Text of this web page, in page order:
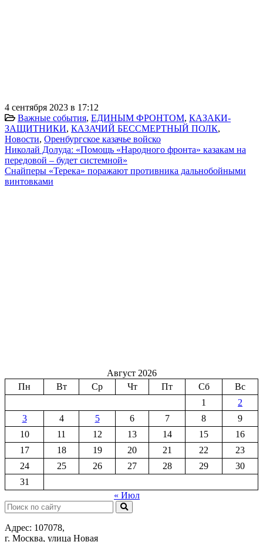
4 сентября 2023 в 17:12
Важные события, ЕДИНЫМ ФРОНТОМ, КАЗАКИ-
ЗАЩИТНИКИ, КАЗАЧИЙ БЕССМЕРТНЫЙ ПОЛК,
Новости, Оренбургское казачье войско
Николай Долуда: «Помощь «Народного фронта» казакам на
передовой – будет системной»
Снайперы «Терека» поражают противника дальнобойными
винтовками
Август 2026
Пн
Вт Ср Чт Пт Сб
Вс
1
2
3
4 5 6 7 8
9
10
11 12 13 14 15
16
17
18 19 20 21 22
23
24
25 26 27 28 29
30
31
« Июл
Поиск:
Адрес: 107078,
г. Москва, улица Новая